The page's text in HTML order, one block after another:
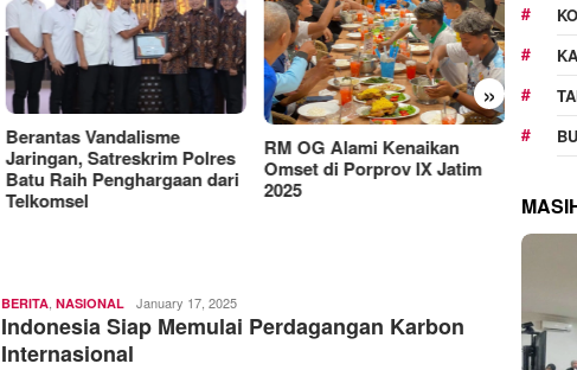
»
RM OG Alami Kenaikan
Omset di Porprov IX Jatim
2025
Manjakan Pelanggan,
Indosat Luncurkan IM3
Platinum dengan Sentuhan
AI dalam Tiap Fiturnya
RAT
BERITA NASIONAL Andi
Mardana
January 17, 2025
Indonesia Siap Memulai Perdagangan Karbon
Internasional